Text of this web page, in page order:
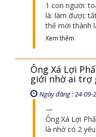
1 con người:
là: làm được
thế mới thành
Xem thêm
Ông Xá Lợi
giới nhờ ai trợ
Ngày đăng : 24-09-
Ông Xá Lợi
là nhờ có 2